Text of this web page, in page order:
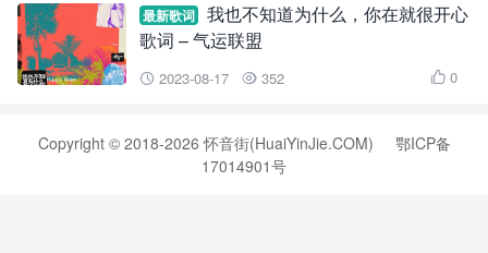
最新歌词
我也不知道为什么，你在就很开心
歌词 – 气运联盟
 2023-08-17  352  0
Copyright © 2018-2026 怀音街(HuaiYinJie.COM)
鄂ICP备
17014901号